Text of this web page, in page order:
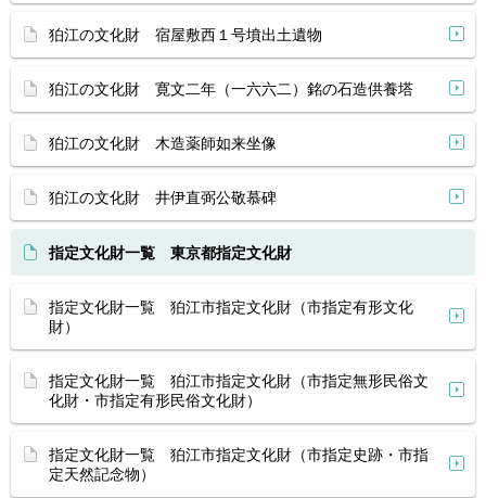
狛江の文化財 宿屋敷西１号墳出土遺物
狛江の文化財 寛文二年（一六六二）銘の石造供養塔
狛江の文化財 木造薬師如来坐像
狛江の文化財 井伊直弼公敬慕碑
指定文化財一覧 東京都指定文化財
指定文化財一覧 狛江市指定文化財（市指定有形文化
財）
指定文化財一覧 狛江市指定文化財（市指定無形民俗文
化財・市指定有形民俗文化財）
指定文化財一覧 狛江市指定文化財（市指定史跡・市指
定天然記念物）